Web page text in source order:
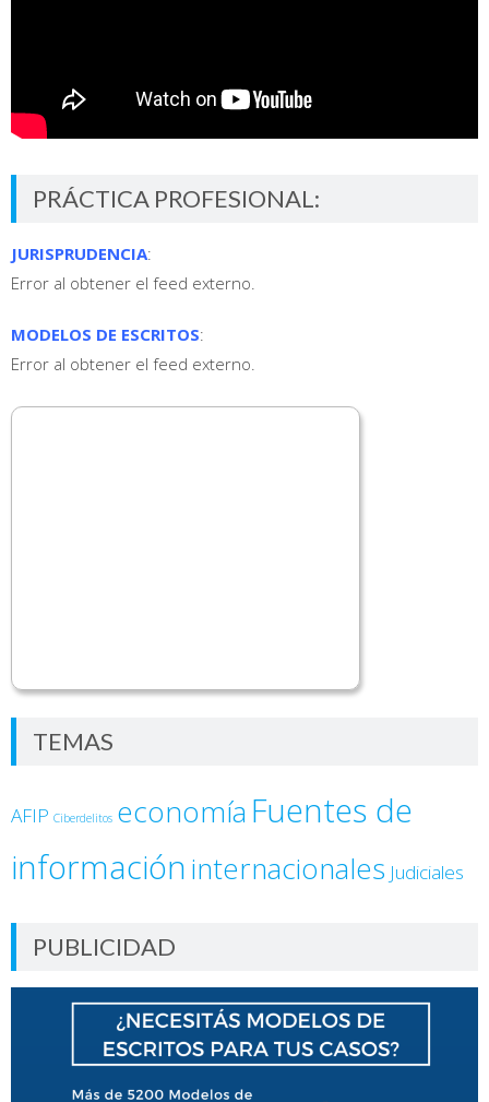
PRÁCTICA PROFESIONAL:
JURISPRUDENCIA:
Error al obtener el feed externo.
MODELOS DE ESCRITOS:
Error al obtener el feed externo.
TEMAS
AFIP Ciberdelitos economía Fuentes de
información internacionales Judiciales
PUBLICIDAD